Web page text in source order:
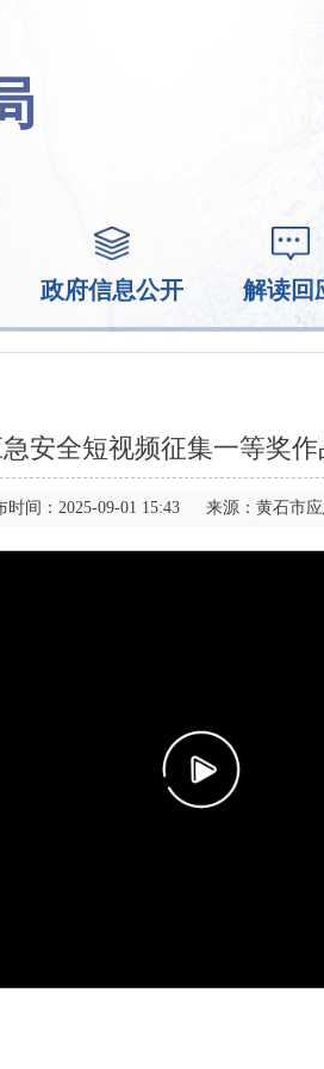
政府信息公开 解读回
急安全短视频征集一等奖
时间：2025-09-01 15:43 来源：黄石